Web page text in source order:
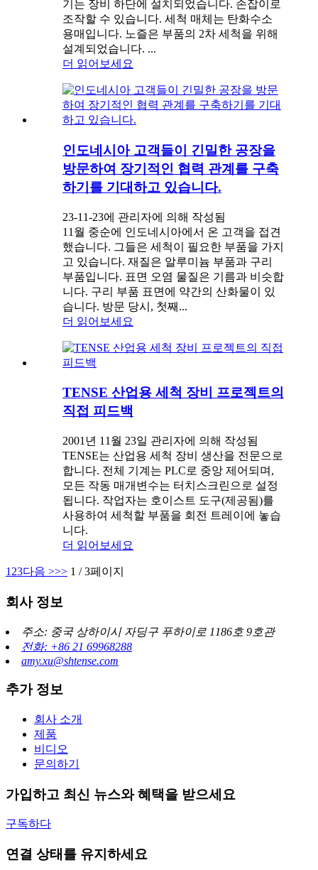
기는 장비 하단에 설치되었습니다. 손잡이로
조작할 수 있습니다. 세척 매체는 탄화수소
용매입니다. 노즐은 부품의 2차 세척을 위해
설계되었습니다. ...
더 읽어보세요
인도네시아 고객들이 긴밀한 공장을
방문하여 장기적인 협력 관계를 구축
하기를 기대하고 있습니다.
23-11-23에 관리자에 의해 작성됨
11월 중순에 인도네시아에서 온 고객을 접견
했습니다. 그들은 세척이 필요한 부품을 가지
고 있습니다. 재질은 알루미늄 부품과 구리
부품입니다. 표면 오염 물질은 기름과 비슷합
니다. 구리 부품 표면에 약간의 산화물이 있
습니다. 방문 당시, 첫째...
더 읽어보세요
TENSE 산업용 세척 장비 프로젝트의
직접 피드백
2001년 11월 23일 관리자에 의해 작성됨
TENSE는 산업용 세척 장비 생산을 전문으로
합니다. 전체 기계는 PLC로 중앙 제어되며,
모든 작동 매개변수는 터치스크린으로 설정
됩니다. 작업자는 호이스트 도구(제공됨)를
사용하여 세척할 부품을 회전 트레이에 놓습
니다.
더 읽어보세요
1 23다음 >>> 1 / 3페이지
회사 정보
주소: 중국 상하이시 자딩구 푸하이로 1186호 9호관
전화: +86 21 69968288
amy.xu@shtense.com
추가 정보
회사 소개
제품
비디오
문의하기
가입하고 최신 뉴스와 혜택을 받으세요
구독하다
연결 상태를 유지하세요